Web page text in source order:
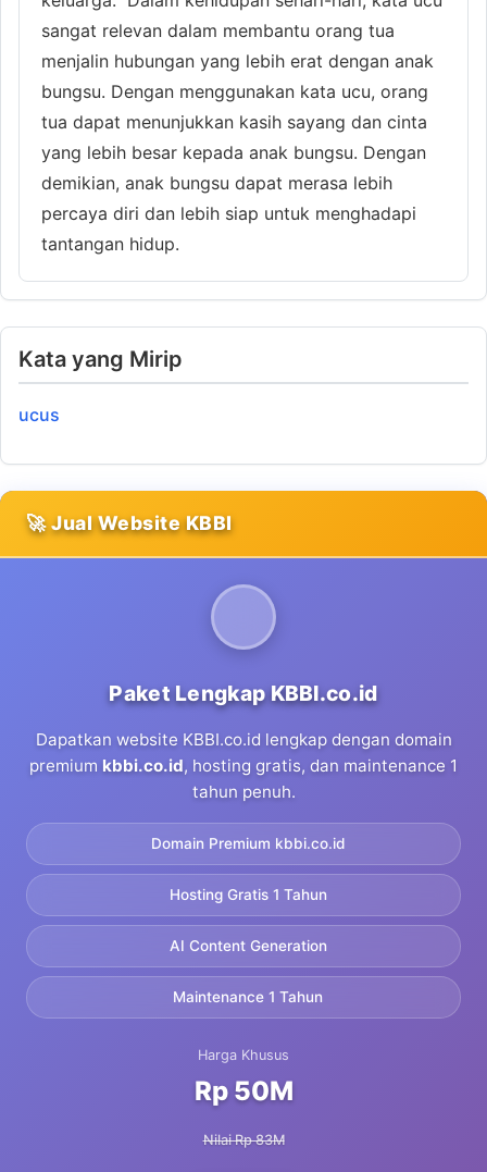
sangat relevan dalam membantu orang tua
menjalin hubungan yang lebih erat dengan anak
bungsu. Dengan menggunakan kata ucu, orang
tua dapat menunjukkan kasih sayang dan cinta
yang lebih besar kepada anak bungsu. Dengan
demikian, anak bungsu dapat merasa lebih
percaya diri dan lebih siap untuk menghadapi
tantangan hidup.
Kata yang Mirip
ucus
🚀 Jual Website KBBI
Paket Lengkap KBBI.co.id
Dapatkan website KBBI.co.id lengkap dengan domain
premium kbbi.co.id, hosting gratis, dan maintenance 1
tahun penuh.
Domain Premium kbbi.co.id
Hosting Gratis 1 Tahun
AI Content Generation
Maintenance 1 Tahun
Harga Khusus
Rp 50M
Nilai Rp 83M